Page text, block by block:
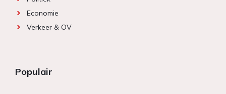
Economie
Verkeer & OV
Populair